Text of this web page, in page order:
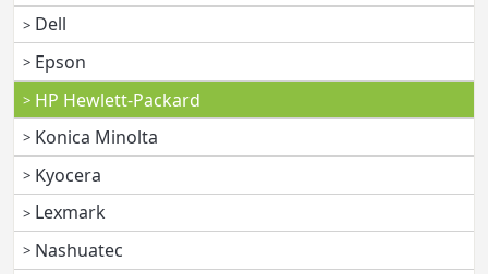
Dell
Epson
HP Hewlett-Packard
Konica Minolta
Kyocera
Lexmark
Nashuatec